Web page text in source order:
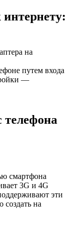
на
путем входа
—
телефона
смартфона
3G и 4G
эти
создать на